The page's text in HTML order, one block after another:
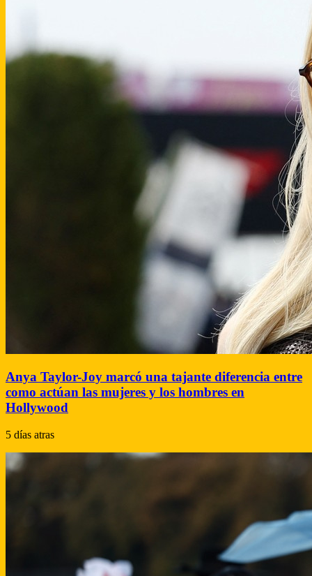
Anya Taylor-Joy marcó una tajante diferencia entre
como actúan las mujeres y los hombres en
Hollywood
5 días atras